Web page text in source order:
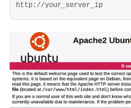
http: //your_server_ip